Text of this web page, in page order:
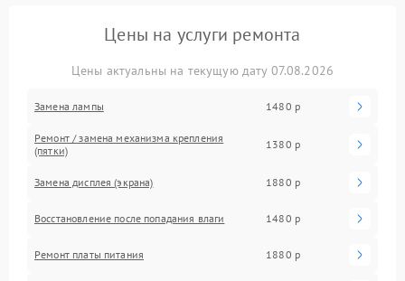
Цены на услуги ремонта
Цены актуальны на текущую дату 07.08.2026
Замена лампы 1480 р
Ремонт / замена механизма крепления
(пятки)
1380 р
Замена дисплея (экрана) 1880 р
Восстановление после попадания влаги 1480 р
Ремонт платы питания 1880 р